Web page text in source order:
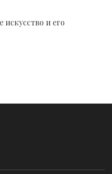
искусство и его